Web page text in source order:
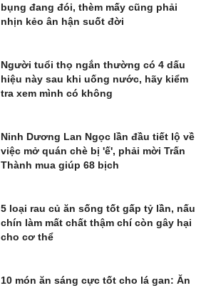
bụng đang đói, thèm mấy cũng phải
nhịn kẻo ân hận suốt đời
Người tuổi thọ ngắn thường có 4 dấu
hiệu này sau khi uống nước, hãy kiểm
tra xem mình có không
Ninh Dương Lan Ngọc lần đầu tiết lộ về
việc mở quán chè bị 'ế', phải mời Trấn
Thành mua giúp 68 bịch
5 loại rau củ ăn sống tốt gấp tỷ lần, nấu
chín làm mất chất thậm chí còn gây hại
cho cơ thể
10 món ăn sáng cực tốt cho lá gan: Ăn